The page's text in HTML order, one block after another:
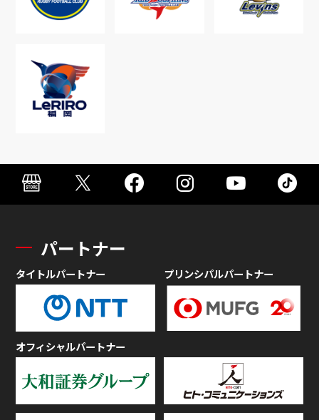
パートナー
タイトルパートナー プリンシパルパートナー
オフィシャルパートナー